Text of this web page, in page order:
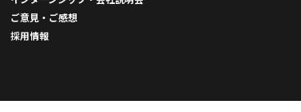
ご意見・ご感想
採用情報